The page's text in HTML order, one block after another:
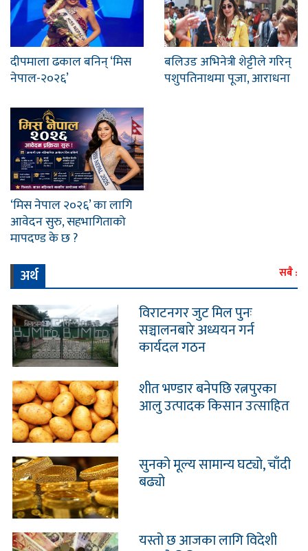
दीपमाला ढकाल बनिन् ‘मिस
नेपाल-२०२६’
बलिउड अभिनेत्री शेट्टीले गरिन्
पशुपतिनाथमा पूजा, आराधना
‘मिस नेपाल २०२६’ का लागि
आवेदन सुरु, सहभागिताको
मापदण्ड के छ ?
अर्थ सबै :
विराटनगर जुट मिल पुनः
सञ्चालनबारे अध्ययन गर्न
कार्यदल गठन
शीत भण्डार बनेपछि रत्नपुरका
आलु उत्पादक किसान उत्साहित
सुनको मूल्य सामान्य घट्यो, चाँदी
बढ्यो
यस्तो छ आजका लागि विदेशी